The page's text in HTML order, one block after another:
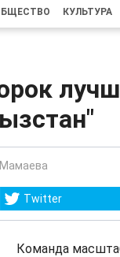
КУЛЬТУРА
Twitter
Команда